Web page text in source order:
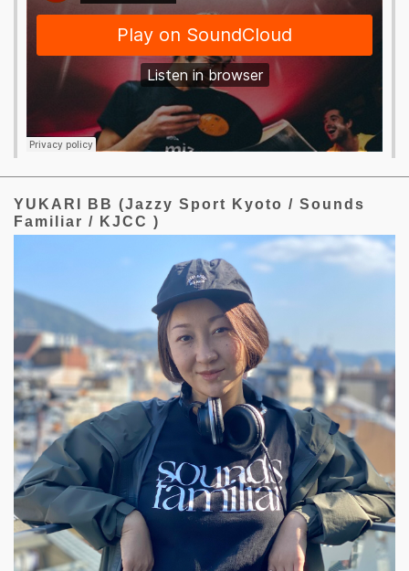
YUKARI BB (Jazzy Sport Kyoto / Sounds
Familiar / KJCC )